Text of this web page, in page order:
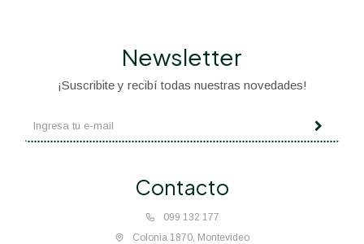
Contacto
099 132 177
Colonia 1870, Montevideo
Newsletter
¡Suscribite y recibí todas nuestras novedades!